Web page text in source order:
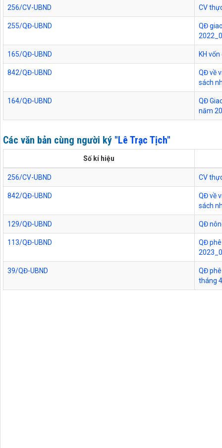
256/CV-UBND CV
255/QĐ-UBND
QĐ
165/QĐ-UBND KH
842/QĐ-UBND
QĐ về
sách
164/QĐ-UBND
QĐ
năm
Các văn bản cùng người ký "Lê Trạc Tịch"
Số kí hiệu
256/CV-UBND CV
842/QĐ-UBND
QĐ về
sách
129/QĐ-UBND QĐ
113/QĐ-UBND
QĐ
39/QĐ-UBND
QĐ
tháng